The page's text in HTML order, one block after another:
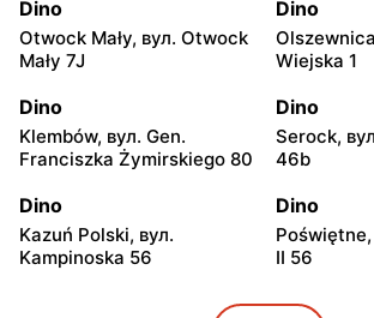
Dino
Otwock Mały, вул. Otwock
Mały 7J
Dino
Wiejska 1
Dino
Klembów, вул. Gen.
Franciszka Żymirskiego 80
Dino
Serock,
46b
Dino
Kazuń Polski, вул.
Kampinoska 56
Dino
Poświętne,
II 56
Dino